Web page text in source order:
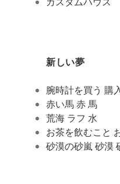
新しい夢
腕時計を買う 購
赤い馬 赤 馬
荒海 ラフ 水
お茶を飲むこと
砂漠の砂嵐 砂漠